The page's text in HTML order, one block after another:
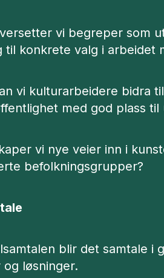
vi begreper som
til konkrete valg i arbeidet
vi kulturarbeidere bidra
med god plass til
vi nye veier inn i
befolkningsgrupper?
blir det samtale i
løsninger.